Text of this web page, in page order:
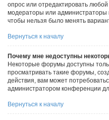
опрос или отредактировать
модераторы или администраторы
чтобы нельзя было менять
Вернуться к началу
Почему мне недоступны
Некоторые форумы доступны
просматривать такие форумы,
действия, вам может
администратором конференции
Вернуться к началу